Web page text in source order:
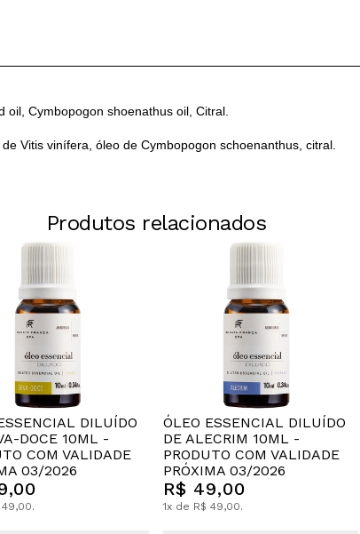
oil, Cymbopogon shoenathus oil, Citral.
Vitis vinífera, óleo de Cymbopogon schoenanthus, citral.
Produtos relacionados
DILUÍDO
DOCE 10ML -
COM VALIDADE
03/2026
49,00.
ÓLEO ESSENCIAL DILUÍDO
DE ALECRIM 10ML -
PRODUTO COM VALIDADE
PRÓXIMA 03/2026
R$ 49,00
1x de R$ 49,00.